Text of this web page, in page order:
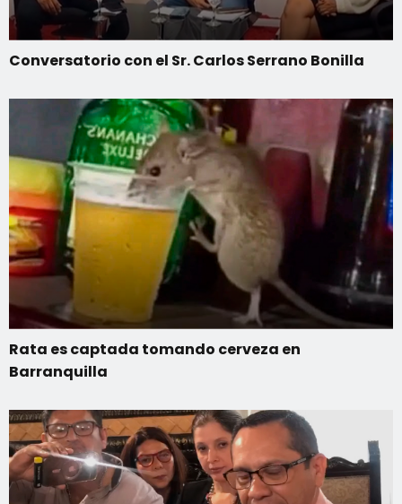
Conversatorio con el Sr. Carlos Serrano Bonilla
Rata es captada tomando cerveza en
Barranquilla